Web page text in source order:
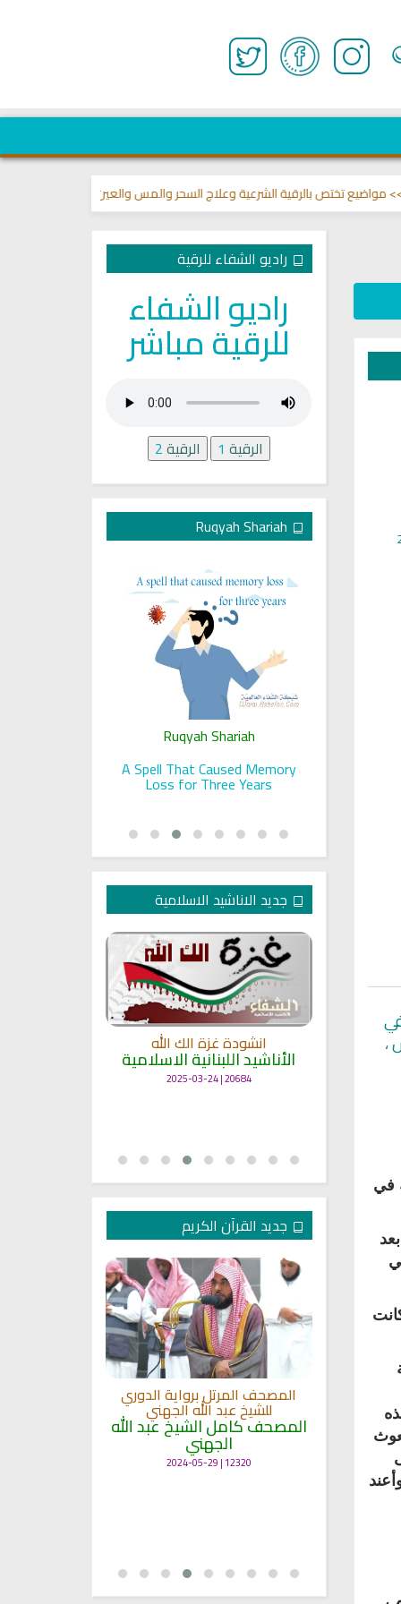
قناة وشفاء لما فيبالرقية الشرعية وعلاج السحر والمس والعين 🌾
،
في
راديو الشفاء للرقية
راديو الشفاء
للرقية مباشر
الرقية 1 الرقية2
Ruqyah Shariah
A Spell That Caused Memory
Loss for Three Years
جديد الاناشيد الاسلامية
انشودة غزة الك الله
الأناشيد اللبنانية الاسلامية
20684 | 2025-03-24
جديد القرآن الكريم
الى المصحف المرتل برواية الدوري
للشيخ عبد الله الجهني
المصحف كامل الشيخ عبد الله
الجهني
12320 | 2024-05-29